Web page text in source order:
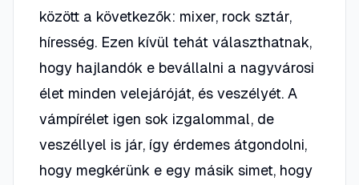
között a következők: mixer, rock sztár,
híresség. Ezen kívül tehát választhatnak,
hogy hajlandók e bevállalni a nagyvárosi
élet minden velejáróját, és veszélyét. A
vámpírélet igen sok izgalommal, de
veszéllyel is jár, így érdemes átgondolni,
hogy megkérünk e egy másik simet, hogy